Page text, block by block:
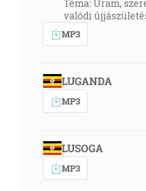
Téma: Uram,
valódi
MP3
LUGANDA
MP3
LUSOGA
MP3